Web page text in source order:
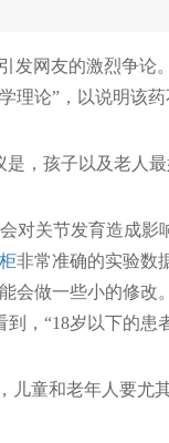
发网友的激烈争论
理论”，以说明该
，孩子以及老人
对关节发育造成影
非常准确的实验数
会做一些小的修改
，“18岁以下的患
儿童和老年人要尤